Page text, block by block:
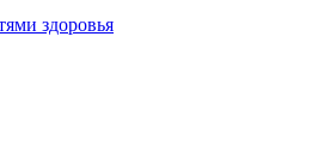
здоровья